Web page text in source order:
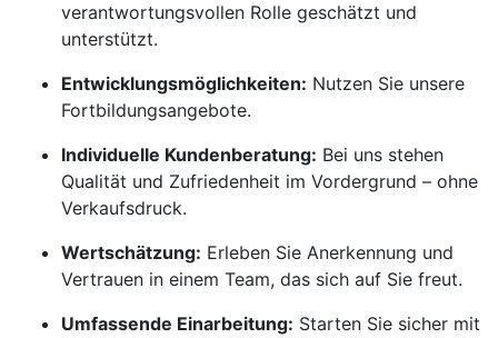
verantwortungsvollen Rolle geschätzt und
unterstützt.
Entwicklungsmöglichkeiten: Nutzen Sie unsere
Fortbildungsangebote.
Individuelle Kundenberatung: Bei uns stehen
Qualität und Zufriedenheit im Vordergrund – ohne
Verkaufsdruck.
Wertschätzung: Erleben Sie Anerkennung und
Vertrauen in einem Team, das sich auf Sie freut.
Umfassende Einarbeitung: Starten Sie sicher mit